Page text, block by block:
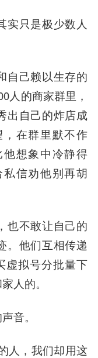
实只是极少数人
自己赖以生存的
人的商家群里，
出自己的炸店成
在群里默不作
想象中冷静得
信劝他别再胡
也不敢让自己的
。他们互相传递
拟号分批量下
人的。
音。
人，我们却用这